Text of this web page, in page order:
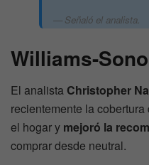
Señaló el analista.
Williams-
El analista Christopher
recientemente la
el hogar y mejoró la
comprar desde neutral.